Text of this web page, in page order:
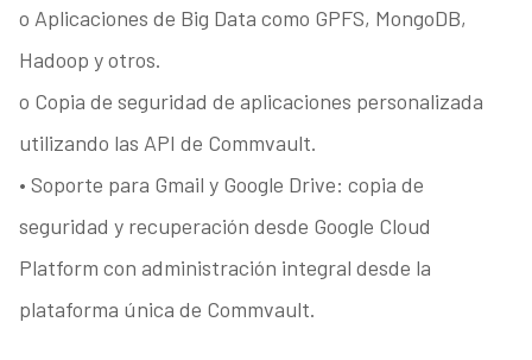
o Aplicaciones de Big Data como GPFS, MongoDB,
Hadoop y otros.
o Copia de seguridad de aplicaciones personalizada
utilizando las API de Commvault.
• Soporte para Gmail y Google Drive: copia de
seguridad y recuperación desde Google Cloud
Platform con administración integral desde la
plataforma única de Commvault.